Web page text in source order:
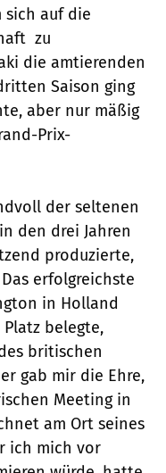
sich auf die
zu
die amtierenden
Saison ging
aber nur mäßig
Prix-
der seltenen
den drei Jahren
produzierte,
erfolgreichste
in Holland
belegte,
britischen
gab mir die Ehre,
Meeting in
am Ort seines
ich mich vor